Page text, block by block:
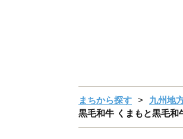
まちから探す 九州地
黒毛和牛 くまもと黒毛和